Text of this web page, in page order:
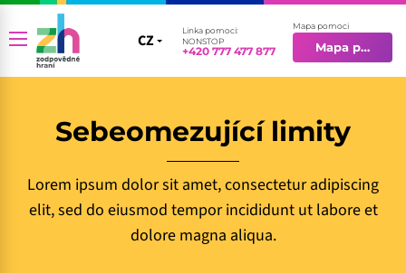
CZ
CZ
Linka pomoci:
NONSTOP
+420 777 477 877
Mapa pomoci
Mapa pomoci
Sebeomezující limity
Lorem ipsum dolor sit amet, consectetur adipiscing
elit, sed do eiusmod tempor incididunt ut labore et
dolore magna aliqua.